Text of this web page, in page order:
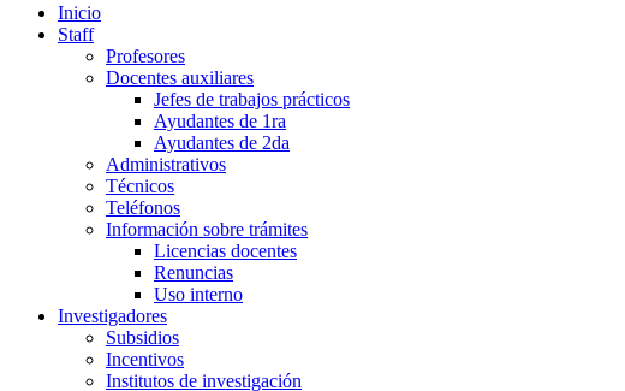
Inicio
Staff
Profesores
Docentes auxiliares
Jefes de trabajos prácticos
Ayudantes de 1ra
Ayudantes de 2da
Administrativos
Técnicos
Teléfonos
Información sobre trámites
Licencias docentes
Renuncias
Uso interno
Investigadores
Subsidios
Incentivos
Institutos de investigación